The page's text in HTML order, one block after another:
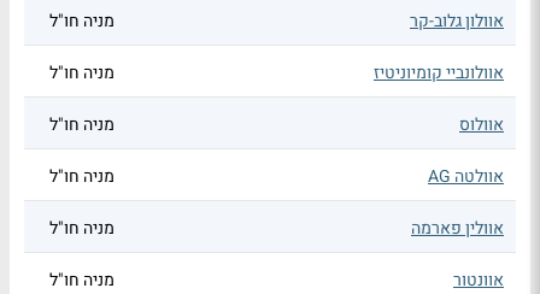
אוולון גלוב-קר מניה חו"ל
אוולונביי קומיוניטיז מניה חו"ל
אוולוס מניה חו"ל
אוולטה AG מניה חו"ל
אוולין פארמה מניה חו"ל
אוונטור מניה חו"ל